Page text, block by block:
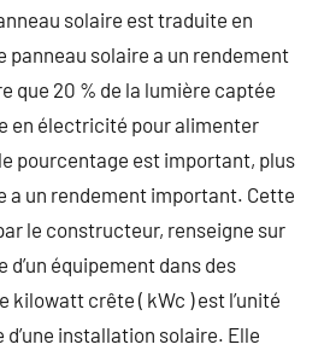
solaire est traduite en
panneau solaire a un rendement
que 20 % de la lumière captée
en électricité pour alimenter
pourcentage est important, plus
a un rendement important. Cette
le constructeur, renseigne sur
équipement dans des
kilowatt crête ( kWc ) est l’unité
d’une installation solaire. Elle